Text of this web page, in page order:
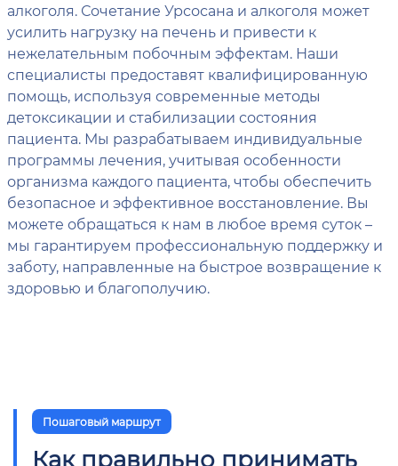
алкоголя. Сочетание Урсосана и алкоголя может
усилить нагрузку на печень и привести к
нежелательным побочным эффектам. Наши
специалисты предоставят квалифицированную
помощь, используя современные методы
детоксикации и стабилизации состояния
пациента. Мы разрабатываем индивидуальные
программы лечения, учитывая особенности
организма каждого пациента, чтобы обеспечить
безопасное и эффективное восстановление. Вы
можете обращаться к нам в любое время суток –
мы гарантируем профессиональную поддержку и
заботу, направленные на быстрое возвращение к
здоровью и благополучию.
Пошаговый маршрут
Как правильно принимать